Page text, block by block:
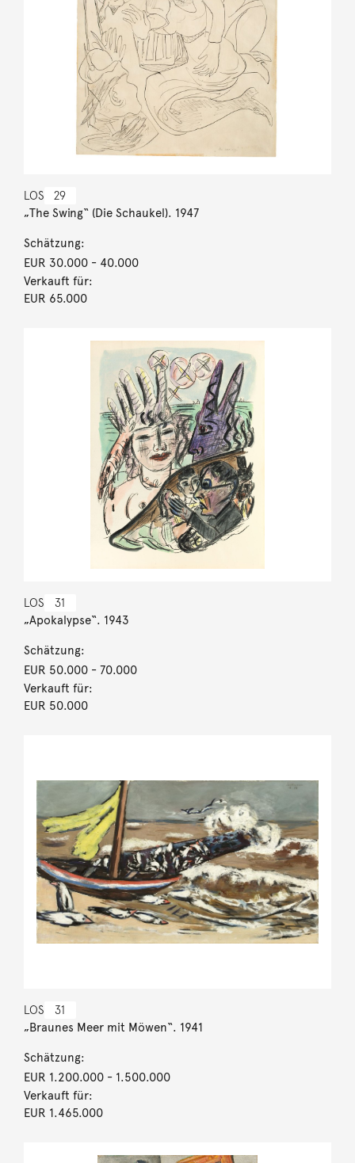
LOS 29
„The Swing“ (Die Schaukel). 1947
Schätzung:
EUR 30.000- 40.000
Verkauft für:
EUR 65.000
LOS 31
„Apokalypse“. 1943
Schätzung:
EUR 50.000- 70.000
Verkauft für:
EUR 50.000
LOS 31
„Braunes Meer mit Möwen“. 1941
Schätzung:
EUR 1.200.000- 1.500.000
Verkauft für:
EUR 1.465.000